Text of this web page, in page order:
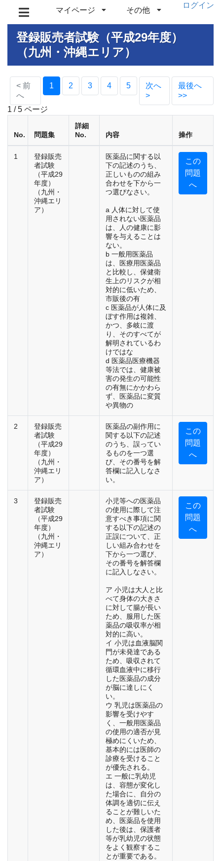
マイページ その他
ログイン
登録販売者試験（平成29年度）
（九州・沖縄エリア）
< 前
へ
1 (current)
2 3 4 5
次へ
>
最後へ
>>
1 / 5 ページ
No. 問題集
詳細
No.
内容 操作
1
登録販売
者試験
（平成29
年度）
（九州・
沖縄エリ
ア）
医薬品に関する以
下の記述のうち、
正しいものの組み
合わせを下から一
つ選びなさい。
a 人体に対して使
用されない医薬品
は、人の健康に影
響を与えることは
ない。
b 一般用医薬品
は、医療用医薬品
と比較し、保健衛
生上のリスクが相
対的に低いため、
市販後の有
c 医薬品が人体に及
ぼす作用は複雑、
かつ、多岐に渡
り、そのすべてが
解明されているわ
けではな
d 医薬品医療機器
等法では、健康被
害の発生の可能性
の有無にかかわら
ず、医薬品に変質
や異物の
この
問題
へ
2
登録販売
者試験
（平成29
年度）
（九州・
沖縄エリ
ア）
医薬品の副作用に
関する以下の記述
のうち、誤ってい
るものを一つ選
び、その番号を解
答欄に記入しなさ
い。
この
問題
へ
3
登録販売
者試験
（平成29
年度）
（九州・
沖縄エリ
ア）
小児等への医薬品
の使用に際して注
意すべき事項に関
する以下の記述の
正誤について、正
しい組み合わせを
下から一つ選び、
その番号を解答欄
に記入しなさい。
ア 小児は大人と比
べて身体の大きさ
に対して腸が長い
ため、服用した医
薬品の吸収率が相
対的に高い。
イ 小児は血液脳関
門が未発達である
ため、吸収されて
循環血液中に移行
した医薬品の成分
が脳に達しにく
い。
ウ 乳児は医薬品の
影響を受けやす
く、一般用医薬品
の使用の適否が見
極めにくいため、
基本的には医師の
診療を受けること
が優先される。
エ 一般に乳幼児
は、容態が変化し
た場合に、自分の
体調を適切に伝え
ることが難しいた
め、医薬品を使用
した後は、保護者
等が乳幼児の状態
をよく観察するこ
とが重要である。
この
問題
へ